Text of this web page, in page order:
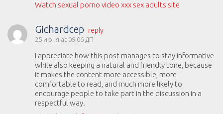
Watch sexual porno video xxx sex adults site
Gichardcep reply
25 июня at 09:06 ДП
I appreciate how this post manages to stay informative
while also keeping a natural and friendly tone, because
it makes the content more accessible, more
comfortable to read, and much more likely to
encourage people to take part in the discussion in a
respectful way.